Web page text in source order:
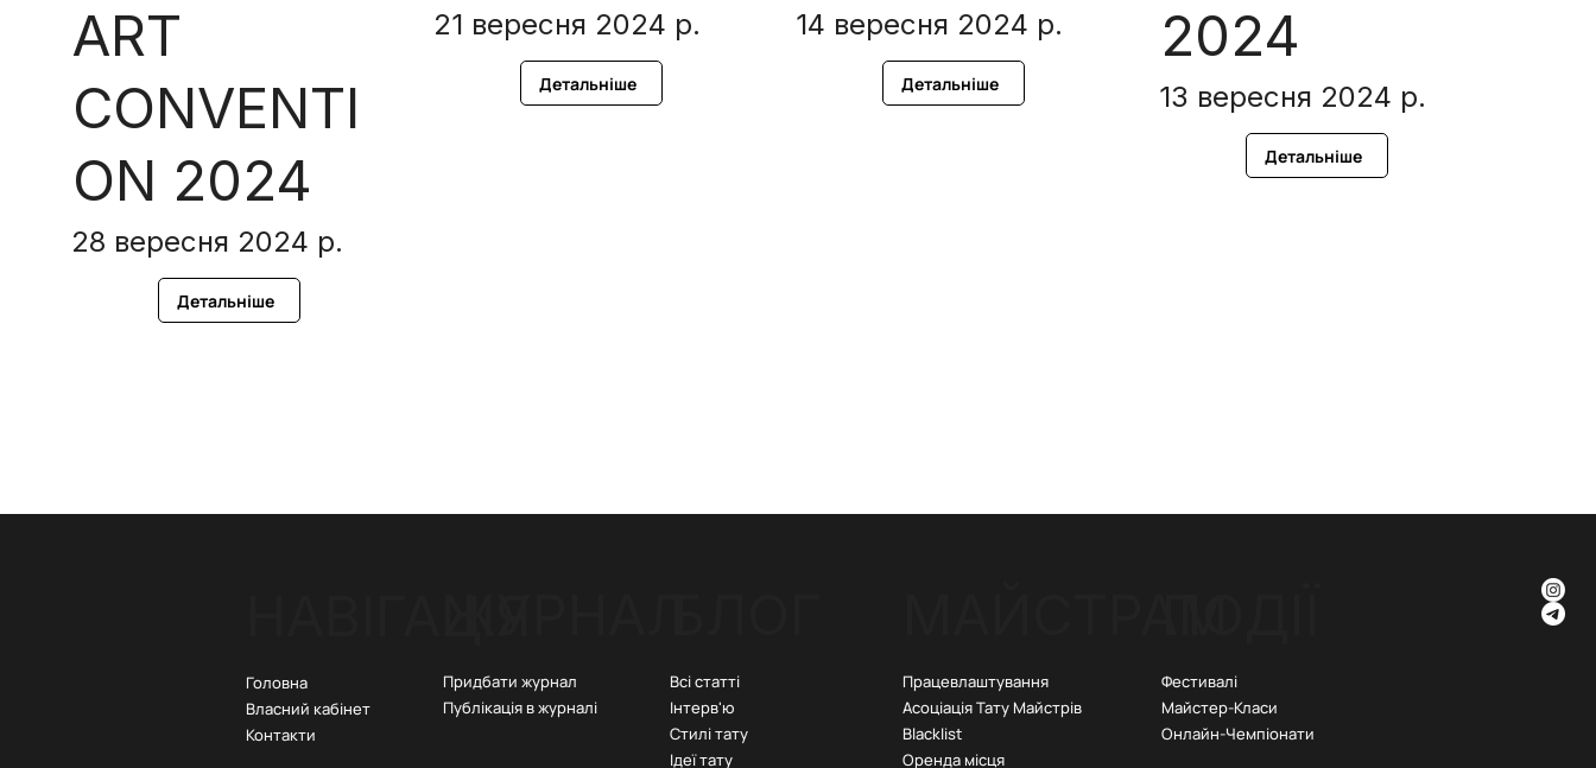
ART
CONVENTI
ON 2024
28 вересня 2024 р.
Детальніше
21 вересня 2024 р.
Детальніше
14 вересня 2024 р.
Детальніше
2024
13 вересня 2024 р.
Детальніше
Головна
Власний кабінет
Контакти
Придбати журнал
Публікація в журналі
Всі статті
Інтерв'ю
Стилі тату
Ідеї тату
Працевлаштування
Асоціація Тату Майстрів
Blacklist
Оренда місця
Фестивалі
Майстер-Класи
Онлайн-Чемпіонати